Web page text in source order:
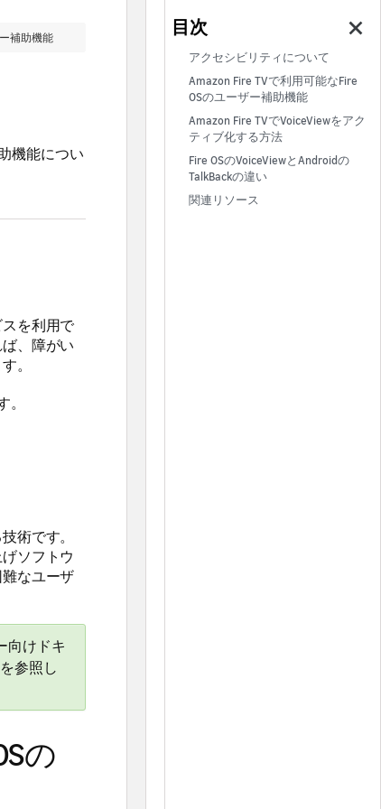
補助機能
機能につい
を利用で
、障がい
。
術です。
ソフトウ
なユーザ
向けドキ
参照し
の
アクセシビリティについて
Amazon Fire TVで利用可能なFire
OSのユーザー補助機能
Amazon Fire TVでVoiceViewをアク
ティブ化する方法
Fire OSのVoiceViewとAndroidの
TalkBackの違い
関連リソース